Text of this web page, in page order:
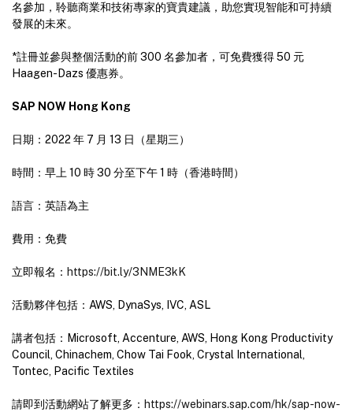
名參加，聆聽商業和技術專家的寶貴建議，助您實現智能和可持續
發展的未來。
*註冊並參與整個活動的前 300 名參加者，可免費獲得 50 元
Haagen-Dazs 優惠券。
SAP NOW Hong Kong
日期：2022 年 7 月 13 日（星期三）
時間：早上 10 時 30 分至下午 1 時（香港時間）
語言：英語為主
費用：免費
立即報名： https://bit.ly/3NME3kK
活動夥伴包括：AWS, DynaSys, IVC, ASL
講者包括：Microsoft, Accenture, AWS, Hong Kong Productivity
Council, Chinachem, Chow Tai Fook, Crystal International,
Tontec, Pacific Textiles
請即到活動網站了解更多： https://webinars.sap.com/hk/sap-now-